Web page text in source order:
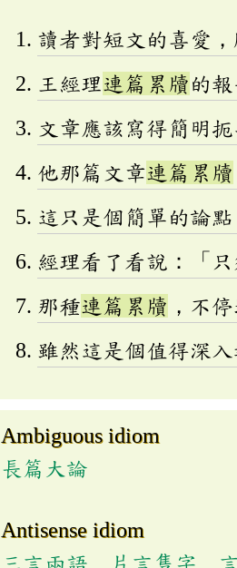
讀者對短文的喜愛
王經理連篇累牘的
文章應該寫得簡明扼
他那篇文章連篇累牘
這只是個簡單的論
經理看了看說：「
那種連篇累牘 ，不
雖然這是個值得深
Ambiguous idiom
長篇大論
Antisense idiom
三言兩語
片言隻字